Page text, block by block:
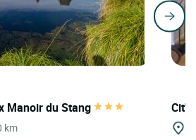
Manoir du Stang
km